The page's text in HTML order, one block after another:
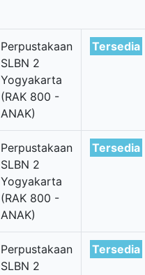
Perpustakaan
SLBN 2
Yogyakarta
(RAK 800 -
ANAK)
Tersedia
Perpustakaan
SLBN 2
Yogyakarta
(RAK 800 -
ANAK)
Tersedia
Perpustakaan
SLBN 2
Tersedia